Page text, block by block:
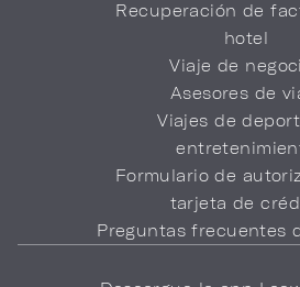
Recuperación de
hotel
Viaje de
Asesores de
Viajes de
Formulario de
tarjeta de
Preguntas frecuentes